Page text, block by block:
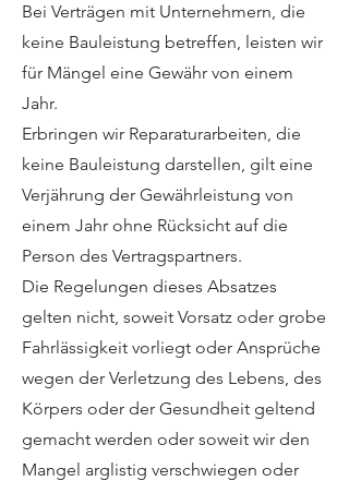
Bei Verträgen mit Unternehmern, die
keine Bauleistung betreffen, leisten wir
für Mängel eine Gewähr von einem
Jahr.
Erbringen wir Reparaturarbeiten, die
keine Bauleistung darstellen, gilt eine
Verjährung der Gewährleistung von
einem Jahr ohne Rücksicht auf die
Person des Vertragspartners.
Die Regelungen dieses Absatzes
gelten nicht, soweit Vorsatz oder grobe
Fahrlässigkeit vorliegt oder Ansprüche
wegen der Verletzung des Lebens, des
Körpers oder der Gesundheit geltend
gemacht werden oder soweit wir den
Mangel arglistig verschwiegen oder